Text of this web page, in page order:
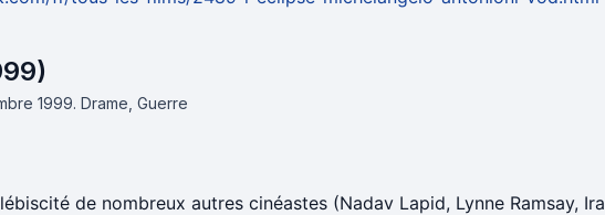
1999. Drame, Guerre
de nombreux autres cinéastes (Nadav Lapid, Lynne Ramsay, Ira